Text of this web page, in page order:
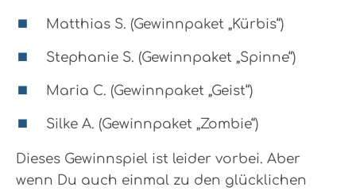
Matthias S. (Gewinnpaket „Kürbis“)
Stephanie S. (Gewinnpaket „Spinne“)
Maria C. (Gewinnpaket „Geist“)
Silke A. (Gewinnpaket „Zombie“)
Dieses Gewinnspiel ist leider vorbei. Aber
wenn Du auch einmal zu den glücklichen